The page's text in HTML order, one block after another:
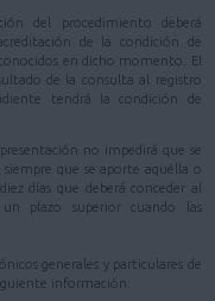
del procedimiento deberá
de la condición de
en dicho momento. El
de la consulta al registro
tendrá la condición de
no impedirá que se
que se aporte aquélla o
días que deberá conceder al
plazo superior cuando las
generales y particulares de
información: